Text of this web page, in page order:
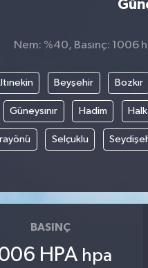
Nem: %40, Basınç: 1006
Beyşehir Bozkır
Güneysınır Hadim
Selçuklu
BASINÇ
HPA hpa